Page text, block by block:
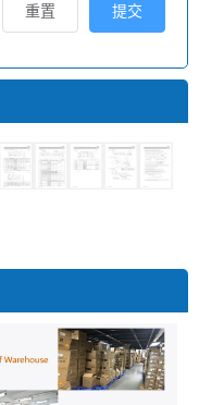
提交
重置